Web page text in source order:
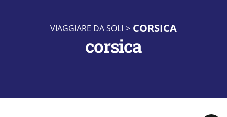
VIAGGIARE DA SOLI > CORSICA
corsica